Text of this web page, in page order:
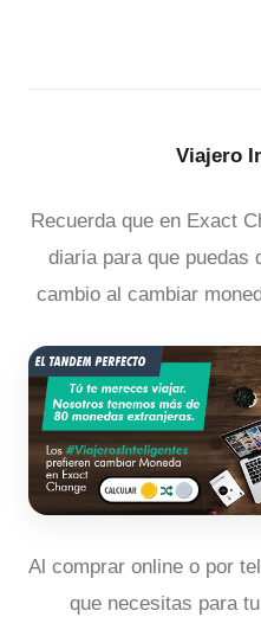
Viajero
Recuerda que en Exact
diaria para que puedas
cambio al cambiar
Al comprar online o por
que necesitas para